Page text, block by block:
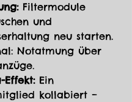
Filtermodule
und
neu starten.
Notatmung über
Effekt: Ein
kollabiert –